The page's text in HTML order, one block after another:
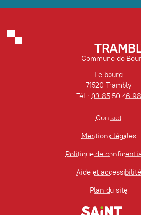
Commune de
Le bourg
71520 Trambly
Tél : 03 85 50 46 98
Contact
Mentions légales
Politique de
Aide et accessibilité
Plan du site